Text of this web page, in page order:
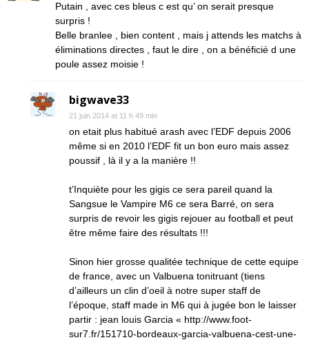
Putain , avec ces bleus c est qu’ on serait presque
surpris !
Belle branlee , bien content , mais j attends les matchs à
éliminations directes , faut le dire , on a bénéficié d une
poule assez moisie !
bigwave33
21 juin 2014 at 11 h 49 min
on etait plus habitué arash avec l’EDF depuis 2006
même si en 2010 l’EDF fit un bon euro mais assez
poussif , là il y a la manière !!
t’Inquiète pour les gigis ce sera pareil quand la
Sangsue le Vampire M6 ce sera Barré, on sera
surpris de revoir les gigis rejouer au football et peut
être même faire des résultats !!!
Sinon hier grosse qualitée technique de cette equipe
de france, avec un Valbuena tonitruant (tiens
d’ailleurs un clin d’oeil à notre super staff de
l’époque, staff made in M6 qui à jugée bon le laisser
partir : jean louis Garcia « http://www.foot-
sur7.fr/151710-bordeaux-garcia-valbuena-cest-une-